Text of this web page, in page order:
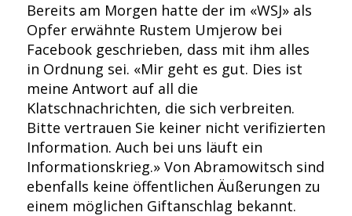
Bereits am Morgen hatte der im «WSJ» als
Opfer erwähnte Rustem Umjerow bei
Facebook geschrieben, dass mit ihm alles
in Ordnung sei. «Mir geht es gut. Dies ist
meine Antwort auf all die
Klatschnachrichten, die sich verbreiten.
Bitte vertrauen Sie keiner nicht verifizierten
Information. Auch bei uns läuft ein
Informationskrieg.» Von Abramowitsch sind
ebenfalls keine öffentlichen Äußerungen zu
einem möglichen Giftanschlag bekannt.